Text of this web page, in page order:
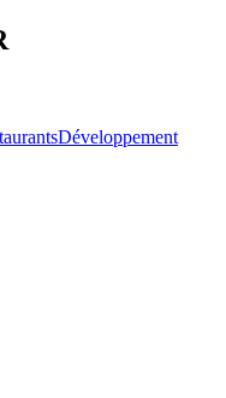
Développement